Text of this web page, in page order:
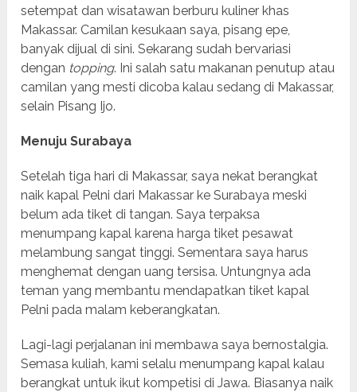
setempat dan wisatawan berburu kuliner khas
Makassar. Camilan kesukaan saya, pisang epe,
banyak dijual di sini. Sekarang sudah bervariasi
dengan topping. Ini salah satu makanan penutup atau
camilan yang mesti dicoba kalau sedang di Makassar,
selain Pisang Ijo.
Menuju Surabaya
Setelah tiga hari di Makassar, saya nekat berangkat
naik kapal Pelni dari Makassar ke Surabaya meski
belum ada tiket di tangan. Saya terpaksa
menumpang kapal karena harga tiket pesawat
melambung sangat tinggi. Sementara saya harus
menghemat dengan uang tersisa. Untungnya ada
teman yang membantu mendapatkan tiket kapal
Pelni pada malam keberangkatan.
Lagi-lagi perjalanan ini membawa saya bernostalgia.
Semasa kuliah, kami selalu menumpang kapal kalau
berangkat untuk ikut kompetisi di Jawa. Biasanya naik